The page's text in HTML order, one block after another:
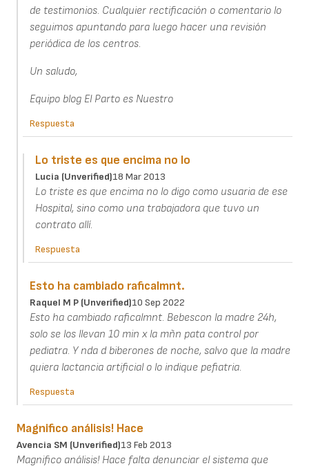
de testimonios. Cualquier rectificación o comentario lo
seguimos apuntando para luego hacer una revisión
periódica de los centros.
Un saludo,
Equipo blog El Parto es Nuestro
Respuesta
Lo triste es que encima no lo
Lucia (unverified)18 Mar 2013
Lo triste es que encima no lo digo como usuaria de ese
Hospital, sino como una trabajadora que tuvo un
contrato allí.
Respuesta
Esto ha cambiado raficalmnt.
Raquel M P (unverified)10 Sep 2022
Esto ha cambiado raficalmnt. Bebescon la madre 24h,
solo se los llevan 10 min x la mñn pata control por
pediatra. Y nda d biberones de noche, salvo que la madre
quiera lactancia artificial o lo indique pefiatria.
Respuesta
Magnifico análisis! Hace
Avencia SM (unverified)13 Feb 2013
Magnifico análisis! Hace falta denunciar el sistema que